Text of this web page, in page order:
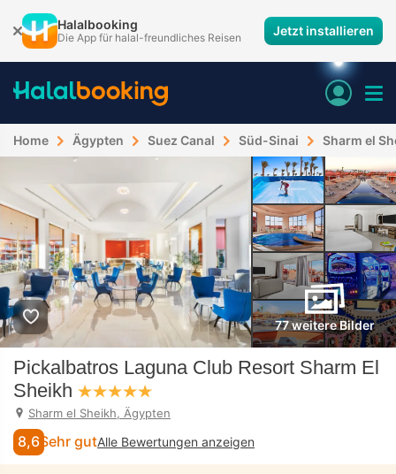
Halalbooking
Die App für halal-freundliches Reisen Jetzt installieren
Home Ägypten Suez Canal Süd-Sinai Sharm el
77 weitere Bilder
Pickalbatros Laguna Club Resort Sharm El
Sheikh
Sharm el Sheikh, Ägypten
8,6 Sehr gutAlle Bewertungen anzeigen